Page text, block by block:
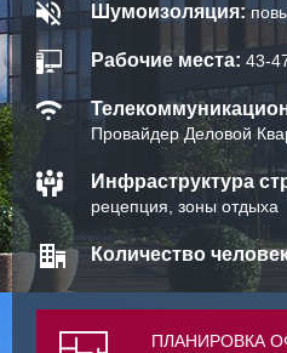
Шумоизоляция:
Рабочие места: 43-
Провайдер Деловой
Инфраструктура
рецепция, зоны отдыха
Количество
ПЛАНИРОВКА